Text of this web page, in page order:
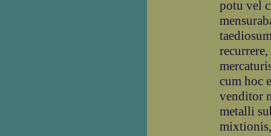
potu vel
cum hoc
venditor
metalli